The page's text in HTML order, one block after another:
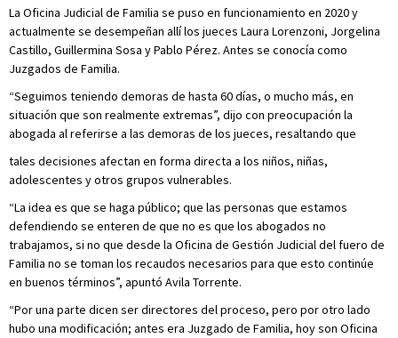
La Oficina Judicial de Familia se puso en funcionamiento en 2020 y
actualmente se desempeñan allí los jueces Laura Lorenzoni, Jorgelina
Castillo, Guillermina Sosa y Pablo Pérez. Antes se conocía como
Juzgados de Familia.
“Seguimos teniendo demoras de hasta 60 días, o mucho más, en
situación que son realmente extremas”, dijo con preocupación la
abogada al referirse a las demoras de los jueces, resaltando que
tales decisiones afectan en forma directa a los niños, niñas,
adolescentes y otros grupos vulnerables.
“La idea es que se haga público; que las personas que estamos
defendiendo se enteren de que no es que los abogados no
trabajamos, si no que desde la Oficina de Gestión Judicial del fuero de
Familia no se toman los recaudos necesarios para que esto continúe
en buenos términos”, apuntó Avila Torrente.
“Por una parte dicen ser directores del proceso, pero por otro lado
hubo una modificación; antes era Juzgado de Familia, hoy son Oficina